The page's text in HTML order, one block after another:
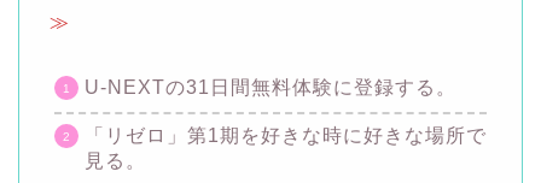
≫
U-NEXTの31日間無料体験に登録する。
「リゼロ」第1期を好きな時に好きな場所で
見る。